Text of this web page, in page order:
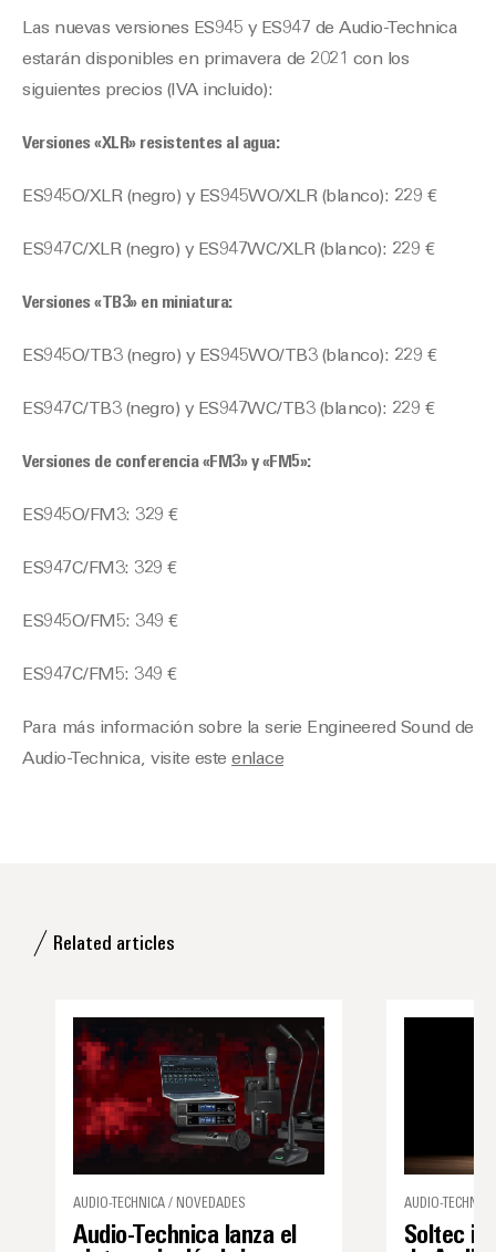
Las nuevas versiones ES945 y ES947 de Audio-Technica
estarán disponibles en primavera de 2021 con los
siguientes precios (IVA incluido):
Versiones «XLR» resistentes al agua:
ES945O/XLR (negro) y ES945WO/XLR (blanco): 229 €
ES947C/XLR (negro) y ES947WC/XLR (blanco): 229 €
Versiones «TB3» en miniatura:
ES945O/TB3 (negro) y ES945WO/TB3 (blanco): 229 €
ES947C/TB3 (negro) y ES947WC/TB3 (blanco): 229 €
Versiones de conferencia «FM3» y «FM5»:
ES945O/FM3: 329 €
ES947C/FM3: 329 €
ES945O/FM5: 349 €
ES947C/FM5: 349 €
Para más información sobre la serie Engineered Sound de
Audio-Technica, visite este enlace
Related articles
AUDIO-TECHNICA / NOVEDADES
Audio-Technica lanza el
AUDIO-
Soltec